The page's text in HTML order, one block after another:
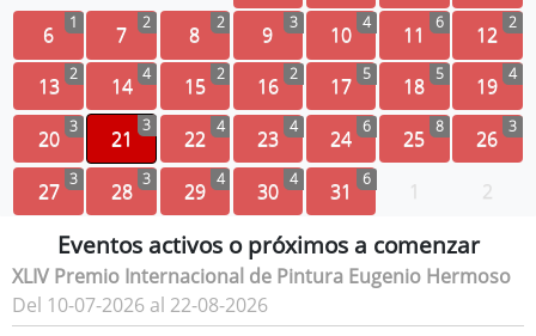
6 1 7 2 8 2 9 3 10 4 11 6 12 2
13 2 14 4 15 2 16 2 17 5 18 5 19 4
20 3 21
3
22 4 23 4 24 6 25 8 26 3
27 3 28 3 29 4 30 4 31 6 1 2
Eventos activos o próximos a comenzar
XLIV Premio Internacional de Pintura Eugenio Hermoso
Del 10-07-2026 al 22-08-2026